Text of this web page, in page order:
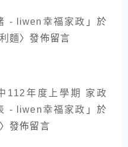
- liwen幸福家政 」於
麵〉發佈留言
112年度上學期 家政
- liwen幸福家政 」於
〉發佈留言